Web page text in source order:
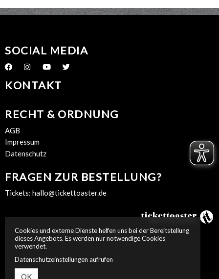
SOCIAL MEDIA
KONTAKT
RECHT & ORDNUNG
AGB
Impressum
Datenschutz
FRAGEN ZUR BESTELLUNG?
Tickets: hallo@tickettoaster.de
Cookies und externe Dienste helfen uns bei der Bereitstellung
dieses Angebots. Es werden nur notwendige Cookies
verwendet.
Datenschutzeinstellungen aufrufen
OK